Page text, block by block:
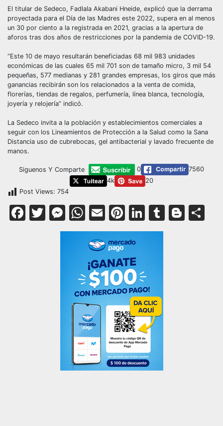
El titular de Sedeco, Fadlala Akabani Hneide, explicó que la derrama
proyectada para el Día de las Madres este 2022, supera en al menos
un 30 por ciento a la registrada en 2021, gracias a la apertura de
aforos tras dos años de restricciones por la pandemia de COVID-19.
“Este 10 de mayo resultarán beneficiadas 68 mil 983 unidades
económicas de las cuales 65 mil 701 son de tamaño micro, 3 mil 54
pequeñas, 577 medianas y 281 grandes empresas, los giros que más
ganancias recibirán son los relacionados a la venta de comida,
florerías, tiendas de regalos, perfumería, línea blanca, tecnología,
joyería y relojería” indicó.
La Sedeco invita a la población y establecimientos comerciales a
seguir con los Lineamientos de Protección a la Salud como la Sana
Distancia uso de cubrebocas, gel antibacterial y lavado frecuente de
manos.
Siguenos Y Comparte 0
7560
4k
20
Post Views: 754
Facebook
Twitter
Messenger
WhatsApp
EmailPinterest
LinkedIn
Tumblr